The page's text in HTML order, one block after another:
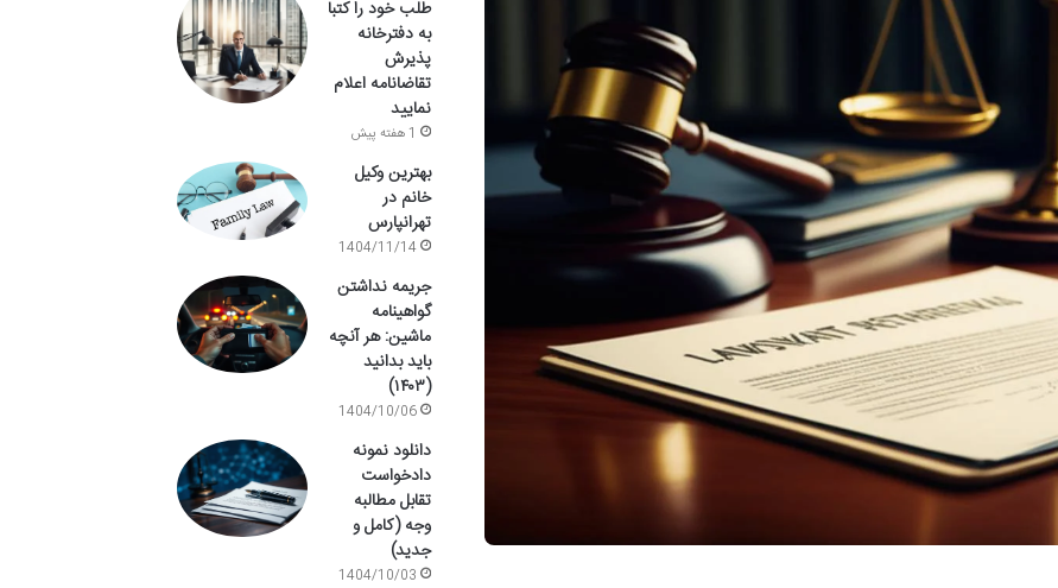
طلب خود را کتبا
به دفترخانه
پذیرش
تقاضانامه اعلام
نمایید
1 هفته پیش
بهترین وکیل
خانم در
تهرانپارس
1404/11/14
جریمه نداشتن
گواهینامه
ماشین: هر آنچه
باید بدانید
(۱۴۰۳)
1404/10/06
دانلود نمونه
دادخواست
تقابل مطالبه
وجه (کامل و
جدید)
1404/10/03